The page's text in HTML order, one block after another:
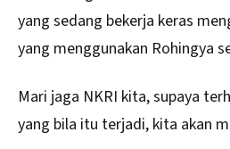
yang sedang bekerja keras
yang menggunakan Rohingya
Mari jaga NKRI kita, supaya
yang bila itu terjadi, kita akan